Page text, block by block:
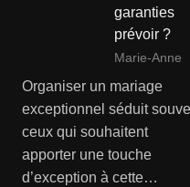
garanties
prévoir ?
Marie-Anne
Organiser un mariage
exceptionnel séduit
ceux qui souhaitent
apporter une touche
d’exception à cette…